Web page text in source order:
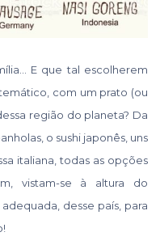
E que tal escolherem
com um prato (ou
região do planeta? Da
o sushi japonês, uns
italiana, todas as opções
vistam-se à altura do
desse país, para